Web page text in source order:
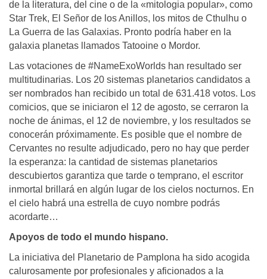
de la literatura, del cine o de la «mitologia popular», como
Star Trek, El Señor de los Anillos, los mitos de Cthulhu o
La Guerra de las Galaxias. Pronto podría haber en la
galaxia planetas llamados Tatooine o Mordor.
Las votaciones de #NameExoWorlds han resultado ser
multitudinarias. Los 20 sistemas planetarios candidatos a
ser nombrados han recibido un total de 631.418 votos. Los
comicios, que se iniciaron el 12 de agosto, se cerraron la
noche de ánimas, el 12 de noviembre, y los resultados se
conocerán próximamente. Es posible que el nombre de
Cervantes no resulte adjudicado, pero no hay que perder
la esperanza: la cantidad de sistemas planetarios
descubiertos garantiza que tarde o temprano, el escritor
inmortal brillará en algún lugar de los cielos nocturnos. En
el cielo habrá una estrella de cuyo nombre podrás
acordarte…
Apoyos de todo el mundo hispano.
La iniciativa del Planetario de Pamplona ha sido acogida
calurosamente por profesionales y aficionados a la